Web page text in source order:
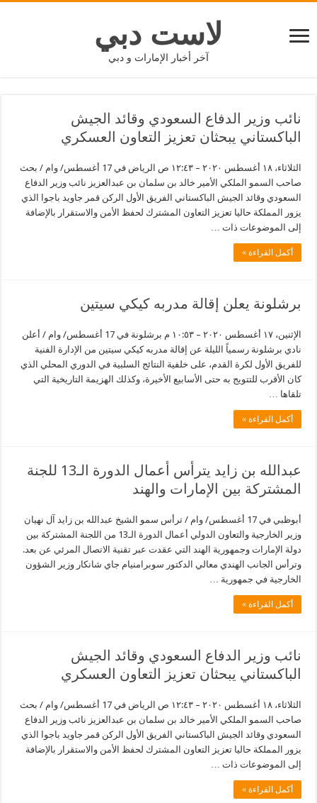
لاست دبي
آخر أخبار الإمارات و دبي
نائب وزير الدفاع السعودي وقائد الجيش
الباكستاني يبحثان تعزيز التعاون العسكري
الثلاثاء، ١٨ أغسطس ٢٠٢٠ – ١٢:٤٣ ص الرياض في 17 أغسطس/ وام / بحث
صاحب السمو الملكي الأمير خالد بن سلمان بن عبدالعزيز نائب وزير الدفاع
السعودي وقائد الجيش الباكستاني الفريق الأول الركن قمر جاويد باجوا الذي
يزور المملكة حاليا تعزيز التعاون المشترك لحفظ الأمن والاستقرار بالإضافة
إلى الموضوعات ذات …
أكمل القراءة »
برشلونة يعلن إقالة مدربه كيكي سيتين
الإثنين، ١٧ أغسطس ٢٠٢٠ – ١٠:٥٣ م برشلونة في 17 أغسطس/ وام / أعلن
نادي برشلونة رسمياً الليلة عن إقالة مدربه كيكي سيتين من الإدارة الفنية
للفريق الأول لكرة القدم، على خلفية النتائج السلبية في الدوري المحلي الذي
كان الأقرب للتتويج به حتى الأسابيع الأخيرة، وكذلك الهزيمة التاريخية التي
تلقاها …
أكمل القراءة »
عبدالله بن زايد يترأس أعمال الدورة الـ13 للجنة
المشتركة بين الإمارات والهند
أبوظبي في 17 أغسطس/ وام / ترأس سمو الشيخ عبدالله بن زايد آل نهيان
وزير الخارجية والتعاون الدولي أعمال الدورة الـ13 من اللجنة المشتركة بين
دولة الإمارات وجمهورية الهند التي عقدت عبر تقنية الاتصال المرئي عن بعد.
وترأس الجانب الهندي معالي الدكتور سوبرامنيام جاي شانكار وزير الشؤون
الخارجية في جمهورية …
أكمل القراءة »
نائب وزير الدفاع السعودي وقائد الجيش
الباكستاني يبحثان تعزيز التعاون العسكري
الثلاثاء، ١٨ أغسطس ٢٠٢٠ – ١٢:٤٣ ص الرياض في 17 أغسطس/ وام / بحث
صاحب السمو الملكي الأمير خالد بن سلمان بن عبدالعزيز نائب وزير الدفاع
السعودي وقائد الجيش الباكستاني الفريق الأول الركن قمر جاويد باجوا الذي
يزور المملكة حاليا تعزيز التعاون المشترك لحفظ الأمن والاستقرار بالإضافة
إلى الموضوعات ذات …
أكمل القراءة »